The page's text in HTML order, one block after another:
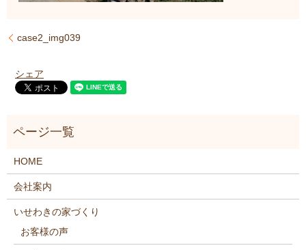
case2_img039
シェア
HOME
会社案内
いせわきの家づくり
お客様の声